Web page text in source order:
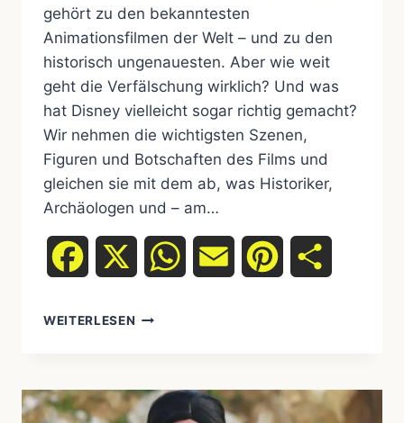
gehört zu den bekanntesten
Animationsfilmen der Welt – und zu den
historisch ungenauesten. Aber wie weit
geht die Verfälschung wirklich? Und was
hat Disney vielleicht sogar richtig gemacht?
Wir nehmen die wichtigsten Szenen,
Figuren und Botschaften des Films und
gleichen sie mit dem ab, was Historiker,
Archäologen und – am…
Facebook WhatsAppEmail Pinterest
WEITERLESEN
–
WAS